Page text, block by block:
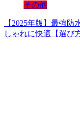
その他
【2025年版】最強
しゃれに快適【選び